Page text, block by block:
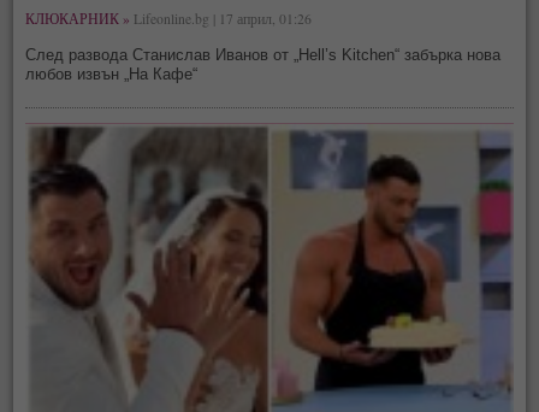
КЛЮКАРНИК » Lifeonline.bg | 17 април, 01:26
След развода Станислав Иванов от „Hell’s Kitchen“ забърка нова
любов извън „На Кафе“